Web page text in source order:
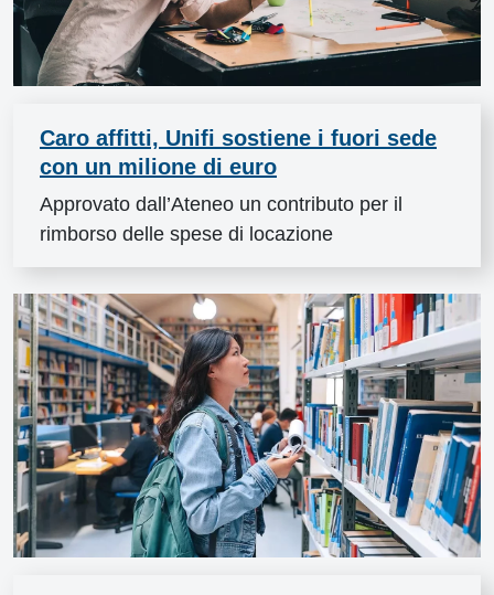
Caro affitti, Unifi sostiene i fuori sede
con un milione di euro
Approvato dall’Ateneo un contributo per il
rimborso delle spese di locazione